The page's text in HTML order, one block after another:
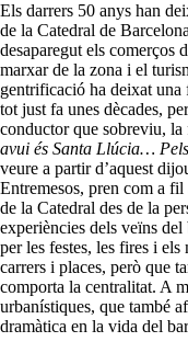
Els darrers 50 anys han
de la Catedral de
desaparegut els comerços
marxar de la zona i el
gentrificació ha deixat
tot just fa unes dècades,
conductor que sobreviu,
avui és Santa Llúcia…
veure a partir d’aquest
Entremesos, pren com a
de la Catedral des de la
experiències dels veïns
per les festes, les fires i
carrers i places, però que
comporta la centralitat. A
urbanístiques, que també
dramàtica en la vida del